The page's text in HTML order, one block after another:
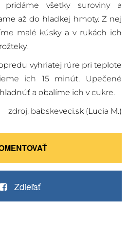
všetky suroviny a
až do hladkej hmoty. Z nej
malé kúsky a v rukách ich
vyhriatej rúre pri teplote
ich 15 minút. Upečené
a obalíme ich v cukre.
zdroj: babskeveci.sk (Lucia M.)
Zdieľať